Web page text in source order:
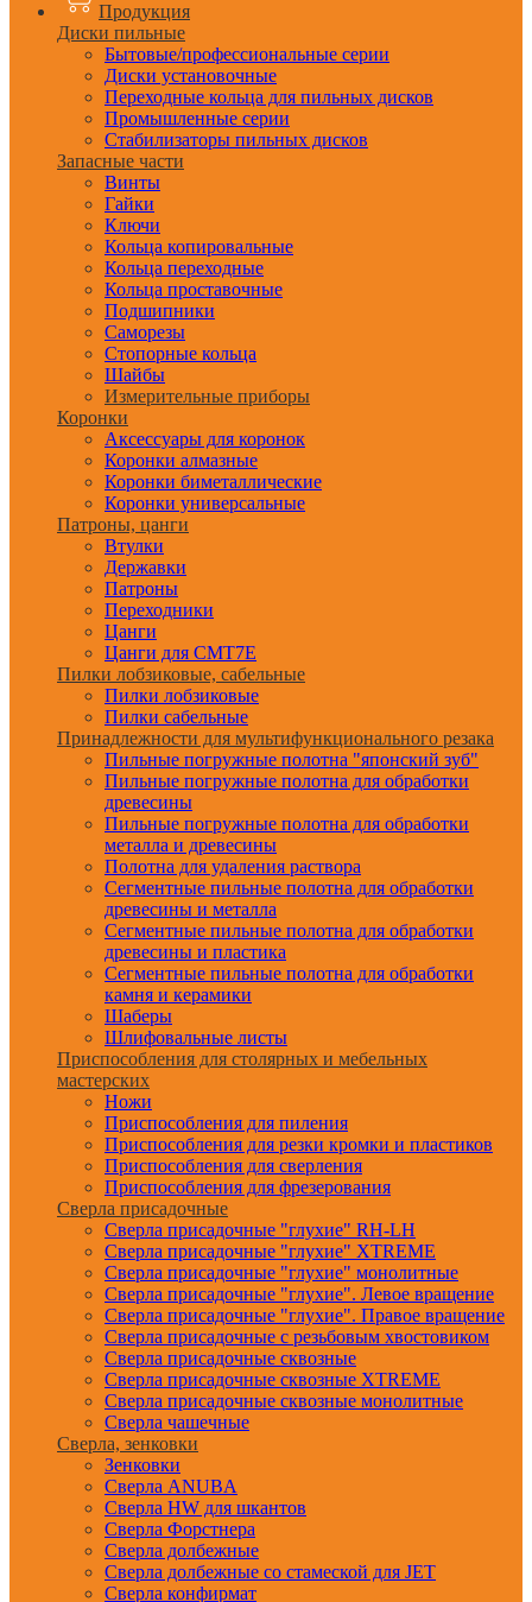
Продукция
Диски пильные
Бытовые/профессиональные серии
Диски установочные
Переходные кольца для пильных дисков
Промышленные серии
Стабилизаторы пильных дисков
Запасные части
Винты
Гайки
Ключи
Кольца копировальные
Кольца переходные
Кольца проставочные
Подшипники
Саморезы
Стопорные кольца
Шайбы
Измерительные приборы
Коронки
Аксессуары для коронок
Коронки алмазные
Коронки биметаллические
Коронки универсальные
Патроны, цанги
Втулки
Державки
Патроны
Переходники
Цанги
Цанги для CMT7E
Пилки лобзиковые, сабельные
Пилки лобзиковые
Пилки сабельные
Принадлежности для мультифункционального резака
Пильные погружные полотна "японский зуб"
Пильные погружные полотна для обработки
древесины
Пильные погружные полотна для обработки
металла и древесины
Полотна для удаления раствора
Сегментные пильные полотна для обработки
древесины и металла
Сегментные пильные полотна для обработки
древесины и пластика
Сегментные пильные полотна для обработки
камня и керамики
Шаберы
Шлифовальные листы
Приспособления для столярных и мебельных
мастерских
Ножи
Приспособления для пиления
Приспособления для резки кромки и пластиков
Приспособления для сверления
Приспособления для фрезерования
Сверла присадочные
Сверла присадочные "глухие" RH-LH
Сверла присадочные "глухие" XTREME
Сверла присадочные "глухие" монолитные
Сверла присадочные "глухие". Левое вращение
Сверла присадочные "глухие". Правое вращение
Сверла присадочные с резьбовым хвостовиком
Сверла присадочные сквозные
Сверла присадочные сквозные XTREME
Сверла присадочные сквозные монолитные
Сверла чашечные
Сверла, зенковки
Зенковки
Сверла ANUBA
Сверла HW для шкантов
Сверла Форстнера
Сверла долбежные
Сверла долбежные со стамеской для JET
Сверла конфирмат